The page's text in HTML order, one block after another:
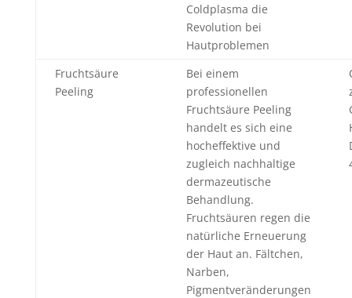
Coldplasma die
Revolution bei
Hautproblemen
Fruchtsäure
Peeling
Bei einem
professionellen
Fruchtsäure Peeling
handelt es sich eine
hocheffektive und
zugleich nachhaltige
dermazeutische
Behandlung.
Fruchtsäuren regen die
natürliche Erneuerung
der Haut an. Fältchen,
Narben,
Pigmentveränderungen